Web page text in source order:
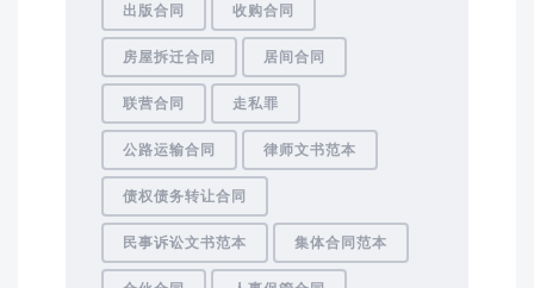
出版合同 收购合同
房屋拆迁合同 居间合同
联营合同 走私罪
公路运输合同 律师文书范本
债权债务转让合同
民事诉讼文书范本 集体合同范本